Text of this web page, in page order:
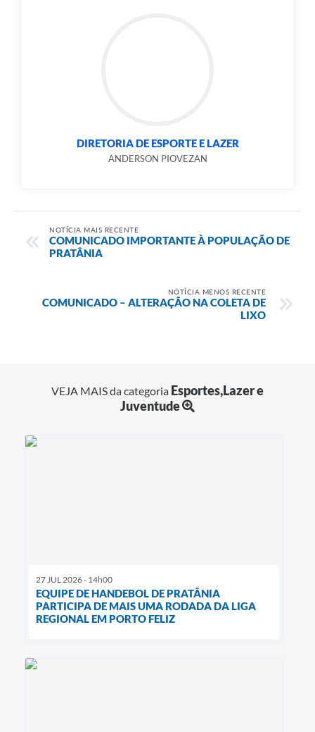
DIRETORIA DE ESPORTE E LAZER
ANDERSON PIOVEZAN
NOTÍCIA MAIS RECENTE
COMUNICADO IMPORTANTE À POPULAÇÃO DE
PRATÂNIA
NOTÍCIA MENOS RECENTE
COMUNICADO – ALTERAÇÃO NA COLETA DE
LIXO
VEJA MAIS da categoria Esportes,Lazer e
Juventude
27 JUL 2026 - 14h00
EQUIPE DE HANDEBOL DE PRATÂNIA
PARTICIPA DE MAIS UMA RODADA DA LIGA
REGIONAL EM PORTO FELIZ